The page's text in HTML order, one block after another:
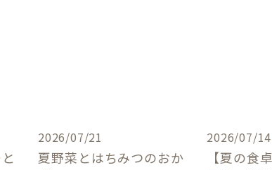
2026/07/21
夏野菜とはちみつのおか
2026/07/14
【夏の食